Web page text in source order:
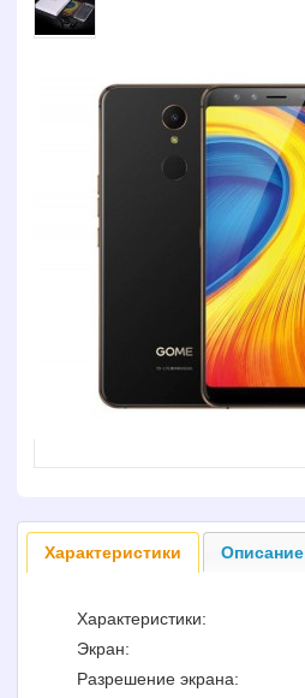
Характеристики Описание
Характеристики:
Экран:
Разрешение экрана: